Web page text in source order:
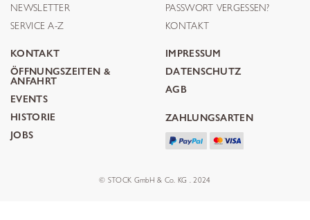
NEWSLETTER
SERVICE A-Z
PASSWORT VERGESSEN?
KONTAKT
KONTAKT
ÖFFNUNGSZEITEN &
ANFAHRT
EVENTS
HISTORIE
JOBS
IMPRESSUM
DATENSCHUTZ
AGB
ZAHLUNGSARTEN
© STOCK GmbH & Co. KG . 2024